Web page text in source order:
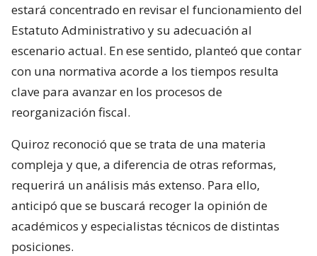
estará concentrado en revisar el funcionamiento del
Estatuto Administrativo y su adecuación al
escenario actual. En ese sentido, planteó que contar
con una normativa acorde a los tiempos resulta
clave para avanzar en los procesos de
reorganización fiscal.
Quiroz reconoció que se trata de una materia
compleja y que, a diferencia de otras reformas,
requerirá un análisis más extenso. Para ello,
anticipó que se buscará recoger la opinión de
académicos y especialistas técnicos de distintas
posiciones.